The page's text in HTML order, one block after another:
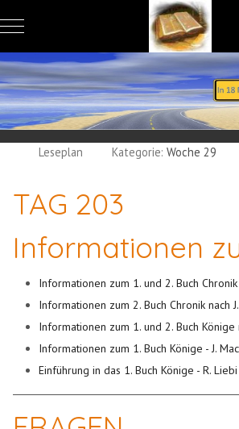
Mobile Menu Toggle
Leseplan Kategorie:Woche 29
TAG 203
Informationen
Informationen zum 1. und 2. Buch
Informationen zum 2. Buch Chronik nach
Informationen zum 1. und 2. Buch Könige
Informationen zum 1. Buch Könige - J.
Einführung in das 1. Buch Könige - R. Liebi